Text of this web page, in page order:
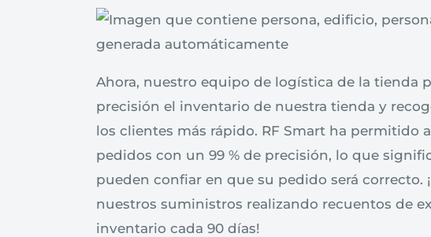
Ahora, nuestro equipo de logística de la tienda
precisión el inventario de nuestra tienda y
los clientes más rápido. RF Smart ha permitido
pedidos con un 99 % de precisión, lo que
pueden confiar en que su pedido será correcto.
nuestros suministros realizando recuentos de
inventario cada 90 días!